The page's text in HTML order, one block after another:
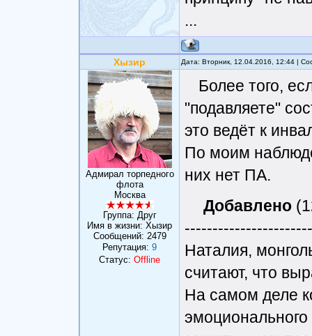
...
Хызир Дата: Вторник, 12.04.2016, 12:44 |
Адмирал торпедного
флота
Москва
Группа: Друг
Имя в жизни: Хызир
Сообщений: 2479
Репутация: 9
Статус: Offline
Более того,
"подавляете"
это ведёт к
По моим
них нет ПА.
Добавлено
Наталия,
считают, что
На самом деле